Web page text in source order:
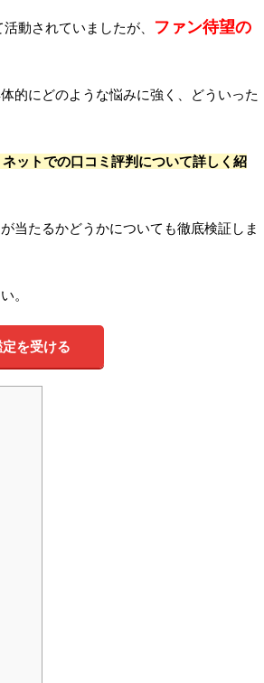
動されていましたが、
ファン待望の
的にどのような悩みに強く、どういった
ットでの口コミ評判について詳しく紹
当たるかどうかについても徹底検証しま
。
を受ける